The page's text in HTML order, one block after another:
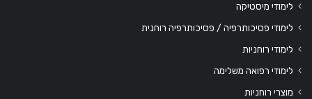
לימודי מיסטיקה
לימודי פסיכותרפיה / פסיכותרפיה רוחנית
לימודי רוחניות
לימודי רפואה משלימה
מוצרי רוחניות